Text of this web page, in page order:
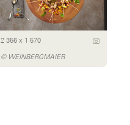
2 356 x 1 570
© WEINBERGMAIER